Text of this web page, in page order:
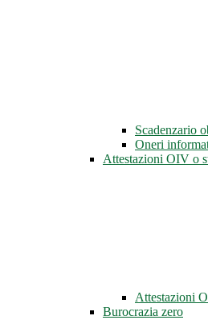
Scadenzario
Oneri
Attestazioni OIV o
Attestazioni
Burocrazia zero